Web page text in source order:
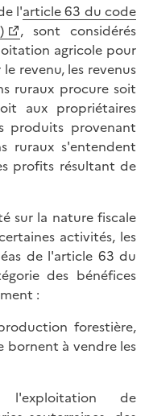
l'article 63 du code
, sont considérés
agricole pour
revenu, les revenus
ruraux procure soit
aux propriétaires
produits provenant
ruraux s'entendent
profits résultant de
sur la nature fiscale
activités, les
de l'article 63 du
des bénéfices
:
forestière,
bornent à vendre les
de